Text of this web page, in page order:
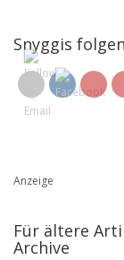
Snyggis
Anzeige
Für ältere
Archive